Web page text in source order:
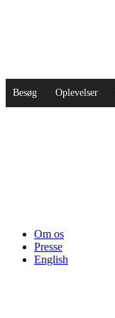
Besøg Oplevelser
Om os
Presse
English